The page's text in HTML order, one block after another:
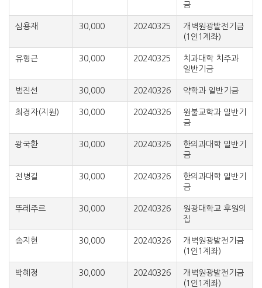
금
심용재 30,000 20240325
개벽원광발전기금
(1인1계좌)
유형근 30,000 20240325
치과대학 치주과
일반기금
범진선 30,000 20240326 약학과 일반기금
최경자(지원) 30,000 20240326
원불교학과 일반기
금
왕국환 30,000 20240326
한의과대학 일반기
금
전병길 30,000 20240326
한의과대학 일반기
금
뚜레주르 30,000 20240326
원광대학교 후원의
집
송지현 30,000 20240326
개벽원광발전기금
(1인1계좌)
박혜정 30,000 20240326
개벽원광발전기금
(1인1계좌)